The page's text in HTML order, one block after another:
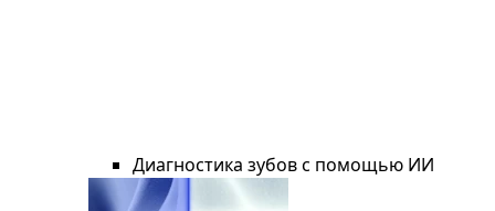
Диагностика зубов с помощью ИИ